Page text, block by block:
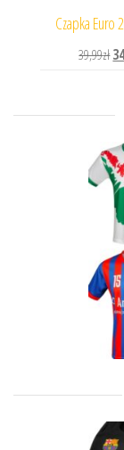
Czapka Euro
39,99zł